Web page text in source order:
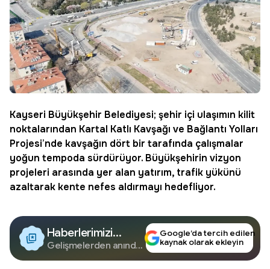
Kayseri Büyükşehir Belediyesi; şehir içi ulaşımın kilit
noktalarından Kartal Katlı Kavşağı ve Bağlantı Yolları
Projesi’nde kavşağın dört bir tarafında çalışmalar
yoğun tempoda sürdürüyor. Büyükşehirin vizyon
projeleri arasında yer alan yatırım, trafik yükünü
azaltarak kente nefes aldırmayı hedefliyor.
Haberlerimizi
Google'da Takip
Edin
Gelişmelerden anında
Google’da tercih edilen
kaynak olarak ekleyin